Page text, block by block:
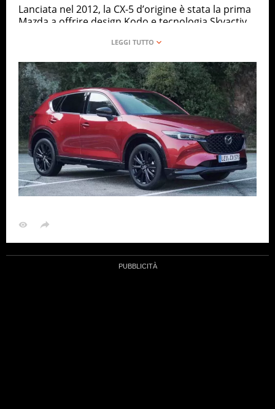
Lanciata nel 2012, la CX-5 d’origine è stata la prima
Mazda a offrire design Kodo e tecnologia Skyactiv.
percezioni di quanto possa essere coinvolgente un